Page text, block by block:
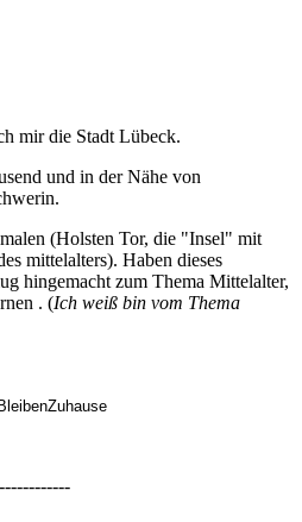
mir die Stadt Lübeck.
und in der Nähe von
(Holsten Tor, die "Insel" mit
mittelalters). Haben dieses
hingemacht zum Thema Mittelalter,
. (Ich weiß bin vom Thema